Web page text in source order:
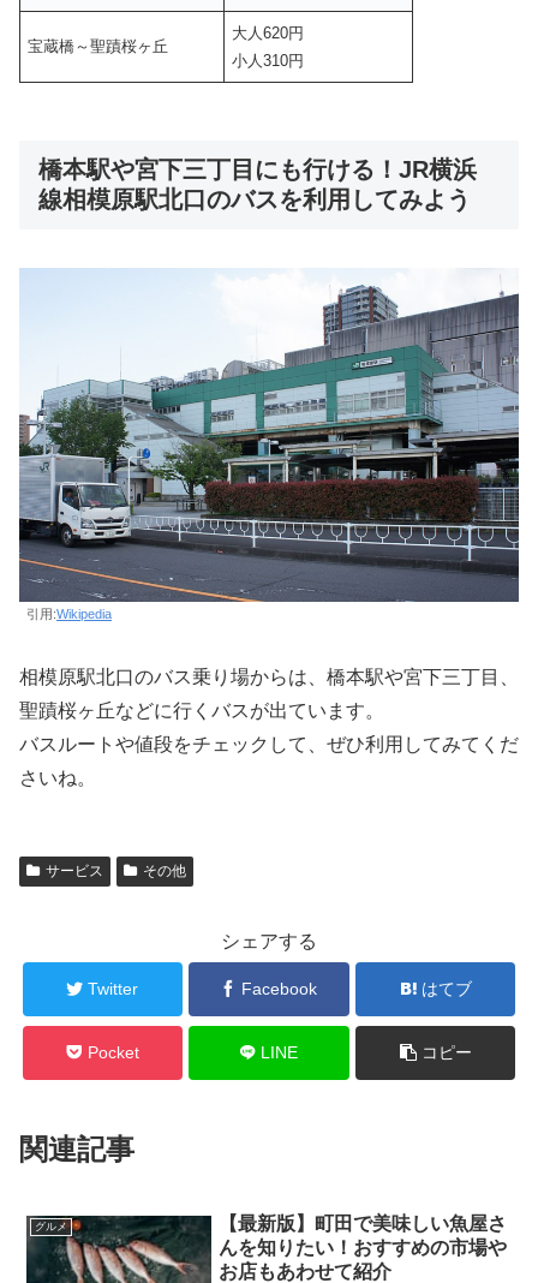
宝蔵橋～聖蹟桜ヶ丘
大人620円
小人310円
橋本駅や宮下三丁目にも行ける！JR横浜
線相模原駅北口のバスを利用してみよう
引用:Wikipedia
相模原駅北口のバス乗り場からは、橋本駅や宮下三丁目、
聖蹟桜ヶ丘などに行くバスが出ています。
バスルートや値段をチェックして、ぜひ利用してみてくだ
さいね。
サービス その他
シェアする
Twitter Facebook はてブ
Pocket LINE コピー
関連記事
グルメ
【最新版】町田で美味しい魚屋さ
んを知りたい！おすすめの市場や
お店もあわせて紹介